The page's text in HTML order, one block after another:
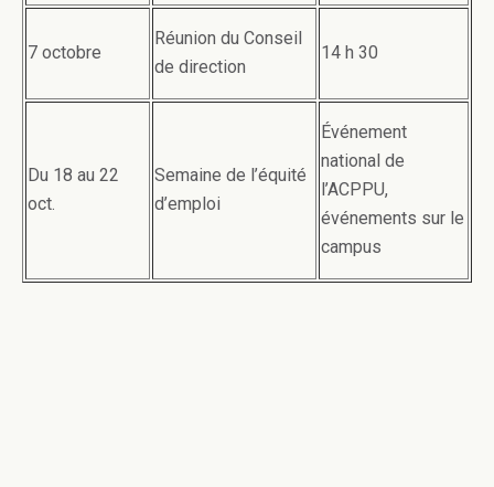
7 octobre
Réunion du Conseil
de direction
14 h 30
Du 18 au 22
oct.
Semaine de l’équité
d’emploi
Événement
national de
l’ACPPU,
événements sur le
campus